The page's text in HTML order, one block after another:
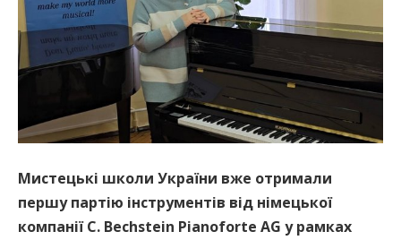
Мистецькі школи України вже отримали
першу партію інструментів від німецької
компанії C. Bechstein Pianoforte AG у рамках